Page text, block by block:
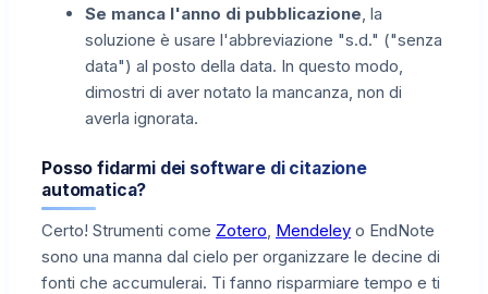
Se manca l'anno di pubblicazione, la
soluzione è usare l'abbreviazione "s.d." ("senza
data") al posto della data. In questo modo,
dimostri di aver notato la mancanza, non di
averla ignorata.
Posso fidarmi dei software di citazione
automatica?
Certo! Strumenti come Zotero, Mendeley o EndNote
sono una manna dal cielo per organizzare le decine di
fonti che accumulerai. Ti fanno risparmiare tempo e ti